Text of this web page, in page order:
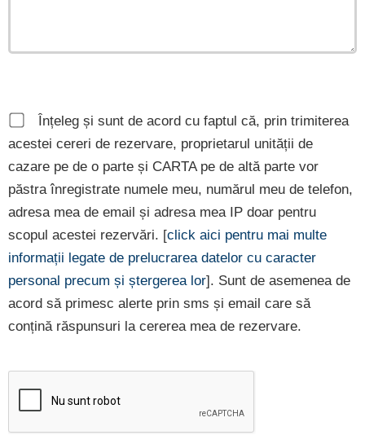
Înțeleg și sunt de acord cu faptul că, prin trimiterea
acestei cereri de rezervare, proprietarul unității de
cazare pe de o parte și CARTA pe de altă parte vor
păstra înregistrate numele meu, numărul meu de telefon,
adresa mea de email și adresa mea IP doar pentru
scopul acestei rezervări. [click aici pentru mai multe
informații legate de prelucrarea datelor cu caracter
personal precum și ștergerea lor]. Sunt de asemenea de
acord să primesc alerte prin sms și email care să
conțină răspunsuri la cererea mea de rezervare.